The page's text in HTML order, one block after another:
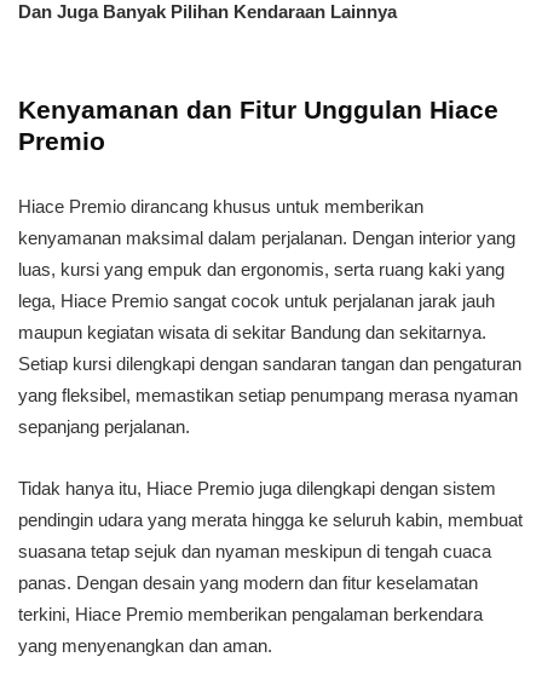
Dan Juga Banyak Pilihan Kendaraan Lainnya
Kenyamanan dan Fitur Unggulan Hiace
Premio
Hiace Premio dirancang khusus untuk memberikan
kenyamanan maksimal dalam perjalanan. Dengan interior yang
luas, kursi yang empuk dan ergonomis, serta ruang kaki yang
lega, Hiace Premio sangat cocok untuk perjalanan jarak jauh
maupun kegiatan wisata di sekitar Bandung dan sekitarnya.
Setiap kursi dilengkapi dengan sandaran tangan dan pengaturan
yang fleksibel, memastikan setiap penumpang merasa nyaman
sepanjang perjalanan.
Tidak hanya itu, Hiace Premio juga dilengkapi dengan sistem
pendingin udara yang merata hingga ke seluruh kabin, membuat
suasana tetap sejuk dan nyaman meskipun di tengah cuaca
panas. Dengan desain yang modern dan fitur keselamatan
terkini, Hiace Premio memberikan pengalaman berkendara
yang menyenangkan dan aman.